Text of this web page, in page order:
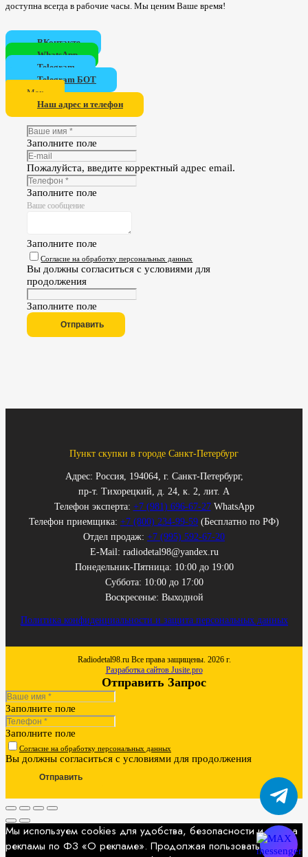
доступна всегда в рабочие часы. Мы ценим Ваше время!
ВКонтакте
WhatsApp
Telegram
Telegram БОТ
Мах
Наш адрес и телефон
Заполните поле
Пожалуйста, введите корректный адрес email.
Заполните поле
Ваше сообщение
Заполните поле
Согласие на обработку персональных данных
Вы должны согласиться с условиями для
продолжения
Заполните поле
Отправить
Пункт скупки в городе Санкт-Петербург
Адрес: Россия, 194064, г. Санкт-Петербург,
пр-т. Тихорецкий, д. 24, к. 2, лит. А
Телефон эксперта: +7 (981) 696-67-27WhatsApp
Телефон приемщика: +7 (800) 234-99-59 (Бесплатно по РФ)
Отдел продаж: +7 (995) 592-67-20
E-Mail: radiodetal98@yandex.ru
Понедельник-Пятница: 10:00 до 19:00
Суббота: 10:00 до 17:00
Воскресенье: Выходной
Политика конфиденциальности и защита персональных данных
Radiodetal98.ru Все права защищены. 2026 г.
Разработка сайтов Jusite.pro
Отправить Запрос
Заполните поле
Заполните поле
Согласие на обработку персональных данных
Вы должны согласиться с условиями для продолжения
Отправить
Мы используем cookies для удобства, безопасности и показа
рекламы по ФЗ «О рекламе». Продолжая пользоваться